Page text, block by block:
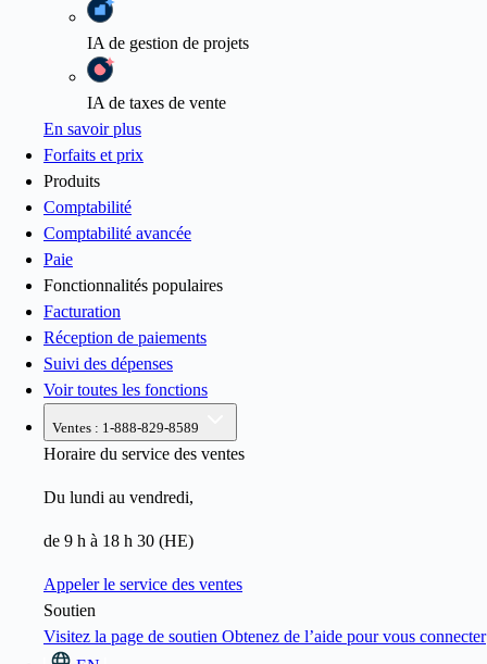
IA de gestion de projets
IA de taxes de vente
En savoir plus
Forfaits et prix
Produits
Comptabilité
Comptabilité avancée
Paie
Fonctionnalités populaires
Facturation
Réception de paiements
Suivi des dépenses
Voir toutes les fonctions
Ventes : 1-888-829-8589
Horaire du service des ventes
Du lundi au vendredi,
de 9 h à 18 h 30 (HE)
Appeler le service des ventes
Soutien
Visitez la page de soutien Obtenez de l’aide pour vous connecter